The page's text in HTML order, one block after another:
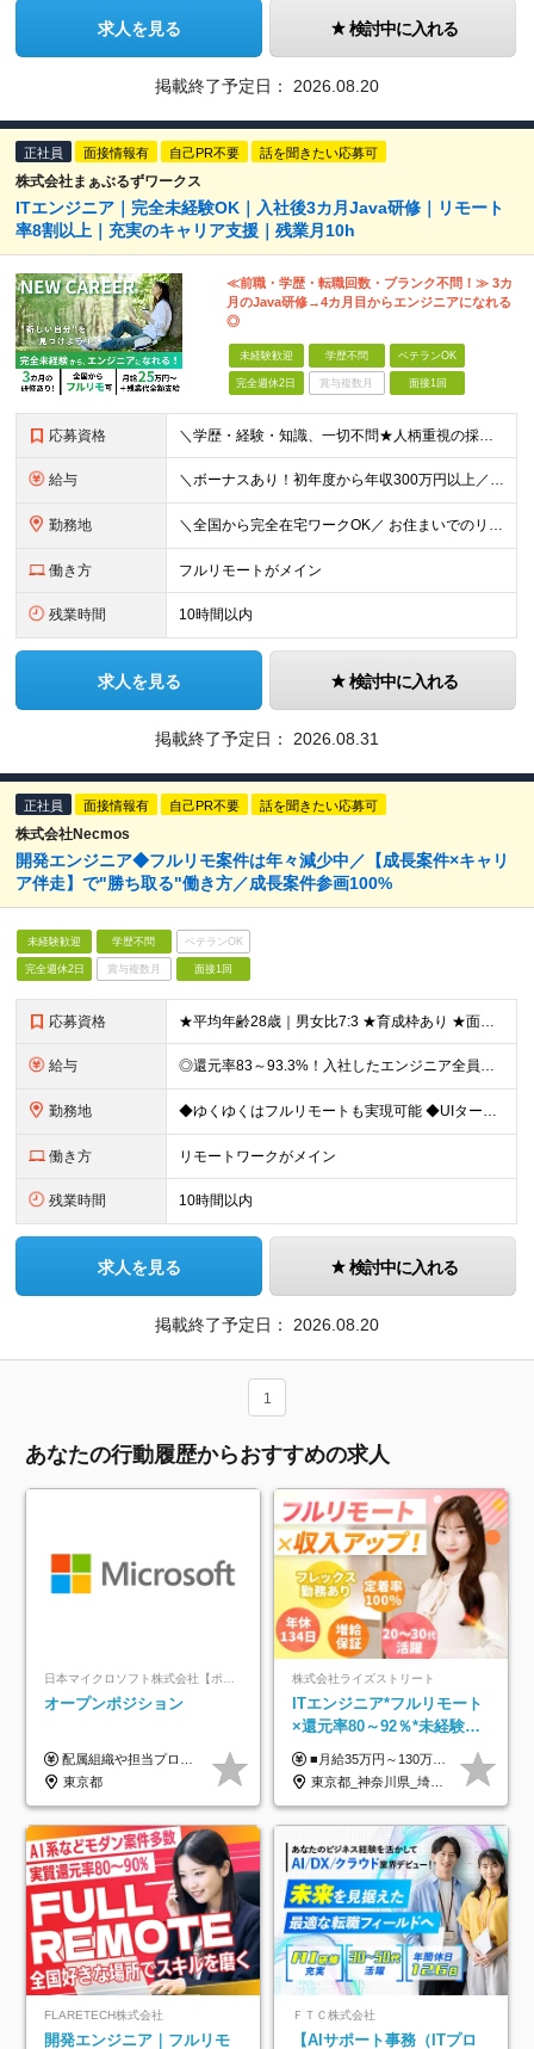
求人を見る 検討中に入れる
掲載終了予定日： 2026.08.20
正社員 面接情報有 自己PR不要 話を聞きたい応募可
株式会社まぁぶるずワークス
ITエンジニア｜完全未経験OK｜入社後3カ月Java研修｜リモート
率8割以上｜充実のキャリア支援｜残業月10h
≪前職・学歴・転職回数・ブランク不問！≫ 3カ
月のJava研修→4カ月目からエンジニアになれる
◎
未経験歓迎 学歴不問 ベテランOK
完全週休2日 賞与複数月 面接1回
応募資格 ＼学歴・経験・知識、一切不問★人柄重視の採用です！／ 「手に職をつけて、長く安定した働き方がしたい」 そんな方がゼロからスタートし、 成長して目標を実現するためのサポートをします！ ■学歴不問
給与 ＼ボーナスあり！初年度から年収300万円以上／ ■月給25万円～35万円＋残業代全額支給＋各種手当＋賞与年1回 ◎経験・年齢・スキルなどを考慮し、できるだけ優遇します ◎試用期間中(3カ月)は契約社
勤務地 ＼全国から完全在宅ワークOK／ お住まいでのリモートワーク、または首都圏（東京・神奈川・埼玉・千葉）・大阪のプロジェクト先での勤務となります。 ★転勤はありません ★現在は80％以上が在宅勤務となっ
働き方 フルリモートがメイン
残業時間 10時間以内
求人を見る 検討中に入れる
掲載終了予定日： 2026.08.31
正社員 面接情報有 自己PR不要 話を聞きたい応募可
株式会社Necmos
開発エンジニア◆フルリモ案件は年々減少中／【成長案件×キャリ
ア伴走】で"勝ち取る"働き方／成長案件参画100%
未経験歓迎 学歴不問 ベテランOK
完全週休2日 賞与複数月 面接1回
応募資格 ★平均年齢28歳｜男女比7:3 ★育成枠あり ★面接1回スピード選考 ★20代～30代活躍中 ★学歴不問 【応募条件】 ◎経験者 何らかの開発・設計構築の経験をお持ちの方 └言語・業界・ジャンル不問
給与 ◎還元率83～93.3%！入社したエンジニア全員年収UP（平均160万円UP/平均月給45万円） ◎上昇還元率制・単価連動型⇒会社利益は最大10万円！残り全てを還元 ◎平均月単価は67万円 月給40
勤務地 ◆ゆくゆくはフルリモートも実現可能 ◆UIターン歓迎！転勤なし 【本社】 〒155-0032 東京都世田谷区代沢5-30-2 A＊G下北沢2F-2 ＼理想の働き方を実現／ ・在宅勤務と出社を自由に
働き方 リモートワークがメイン
残業時間 10時間以内
求人を見る 検討中に入れる
掲載終了予定日： 2026.08.20
1
あなたの行動履歴からおすすめの求人
日本マイクロソフト株式会社【ポジションマッチ登録】
オープンポジション
配属組織や担当プロジェクトにより異なります。 ▼参考情報 ----------------------- 年俸650万～（1/12を月々支給） ※経験、能力を考慮の上、当社規定により優遇いたします。 ※時間外、休日出勤、深夜手当に対する賃金も基本年俸に含みます。
東京都
株式会社ライズストリート
ITエンジニア*フルリモート
×還元率80～92％*未経験歓
迎*年休134日*月給35万～*
定着率100%
■月給35万円～130万円＋賞与年2回＋各種手当 ※システムエンジニアの経験をお持ちの方は月給41万円以上＋賞与年2回（108万円～）＋手当 ■単価（年収）アップのチャンスは最大年12回 ※残業代は1分単位で100％全額支給。サービス残業などは一切ありません ※試用期間6ヵ月（試用期間中の待遇・給与に差はありません）
東京都_神奈川県_埼玉県_千葉県_大阪府_愛知県_北海道_青森県_岩手県_宮城県_秋田県_山形県_福島県_茨城県_栃木県_群馬県_新潟県_山梨県_長野県_富山県_石川県_福井県_静岡県_岐阜県_三重県_兵庫県_京都府_滋賀県_奈良県_和歌山県_広島県_岡山県_鳥取県_島根県_山口県_徳島県_香川県_愛媛県_高知県_福岡県_熊本県_佐賀県_長崎県_大分県_宮崎県_鹿児島県_沖縄県
FLARETECH株式会社
開発エンジニア｜フルリモ
ＦＴＣ株式会社
【AIサポート事務（ITプロ